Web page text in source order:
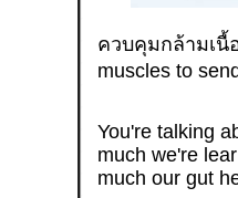
ควบคุมกล้ามเนื้
muscles to
You're talking
much we're
much our gut